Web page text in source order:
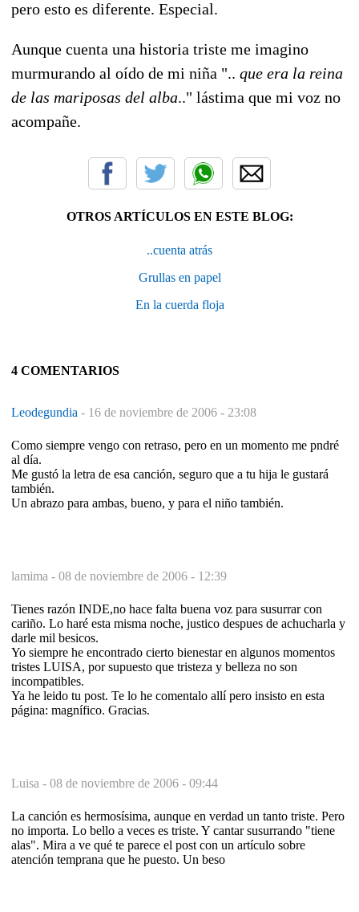
pero esto es diferente. Especial.
Aunque cuenta una historia triste me imagino
murmurando al oído de mi niña ".. que era la reina
de las mariposas del alba.." lástima que mi voz no
acompañe.
OTROS ARTÍCULOS EN ESTE BLOG:
..cuenta atrás
Grullas en papel
En la cuerda floja
4 COMENTARIOS
Leodegundia - 16 de noviembre de 2006 - 23:08
Como siempre vengo con retraso, pero en un momento me pndré
al día.
Me gustó la letra de esa canción, seguro que a tu hija le gustará
también.
Un abrazo para ambas, bueno, y para el niño también.
lamima - 08 de noviembre de 2006 - 12:39
Tienes razón INDE,no hace falta buena voz para susurrar con
cariño. Lo haré esta misma noche, justico despues de achucharla y
darle mil besicos.
Yo siempre he encontrado cierto bienestar en algunos momentos
tristes LUISA, por supuesto que tristeza y belleza no son
incompatibles.
Ya he leido tu post. Te lo he comentalo allí pero insisto en esta
página: magnífico. Gracias.
Luisa - 08 de noviembre de 2006 - 09:44
La canción es hermosísima, aunque en verdad un tanto triste. Pero
no importa. Lo bello a veces es triste. Y cantar susurrando "tiene
alas". Mira a ve qué te parece el post con un artículo sobre
atención temprana que he puesto. Un beso